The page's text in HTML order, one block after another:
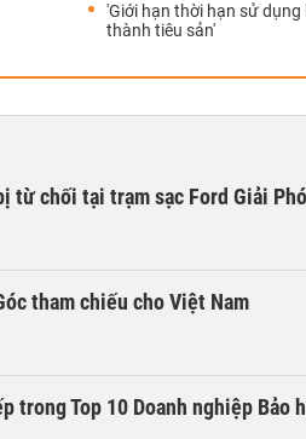
'Giới hạn thời hạn sử
thành tiêu sản'
từ chối tại trạm sạc Ford Giải
tham chiếu cho Việt Nam
trong Top 10 Doanh nghiệp Bảo